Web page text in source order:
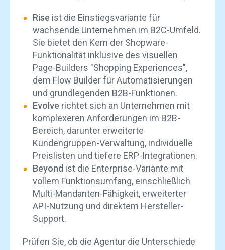
Rise ist die Einstiegsvariante für
wachsende Unternehmen im B2C-Umfeld.
Sie bietet den Kern der Shopware-
Funktionalität inklusive des visuellen
Page-Builders "Shopping Experiences",
dem Flow Builder für Automatisierungen
und grundlegenden B2B-Funktionen.
Evolve richtet sich an Unternehmen mit
komplexeren Anforderungen im B2B-
Bereich, darunter erweiterte
Kundengruppen-Verwaltung, individuelle
Preislisten und tiefere ERP-Integrationen.
Beyond ist die Enterprise-Variante mit
vollem Funktionsumfang, einschließlich
Multi-Mandanten-Fähigkeit, erweiterter
API-Nutzung und direktem Hersteller-
Support.
Prüfen Sie, ob die Agentur die Unterschiede